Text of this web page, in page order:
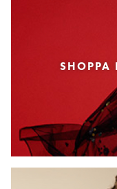
SHOPPA